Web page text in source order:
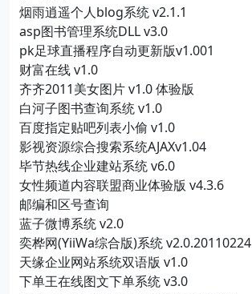
烟雨逍遥个人blog系统 v2.1.1
asp图书管理系统DLL v3.0
pk足球直播程序自动更新版v1.001
财富在线 v1.0
齐齐2011美女图片 v1.0 体验版
白河子图书查询系统 v1.0
百度指定贴吧列表小偷 v1.0
影视资源综合搜索系统AJAXv1.04
毕节热线企业建站系统 v6.0
女性频道内容联盟商业体验版 v4.3.6
邮编和区号查询
蓝子微博系统 v2.0
奕桦网(YiiWa综合版)系统 v2.0.20110224
天缘企业网站系统双语版 v1.0
下单王在线图文下单系统 v3.0